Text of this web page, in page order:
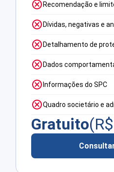
Recomendação e
Dívidas, negativas e
Detalhamento de
Dados
Informações do SPC
Quadro societário e
Gratuito(R$